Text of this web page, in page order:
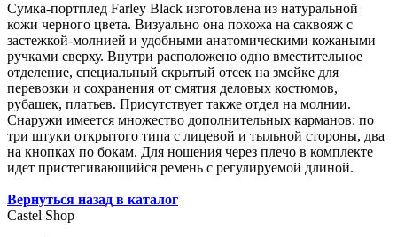
Сумка-портплед Farley Black изготовлена из натуральной
кожи черного цвета. Визуально она похожа на саквояж с
застежкой-молнией и удобными анатомическими кожаными
ручками сверху. Внутри расположено одно вместительное
отделение, специальный скрытый отсек на змейке для
перевозки и сохранения от смятия деловых костюмов,
рубашек, платьев. Присутствует также отдел на молнии.
Снаружи имеется множество дополнительных карманов: по
три штуки открытого типа с лицевой и тыльной стороны, два
на кнопках по бокам. Для ношения через плечо в комплекте
идет пристегивающийся ремень с регулируемой длиной.
Вернуться назад в каталог
Castel Shop